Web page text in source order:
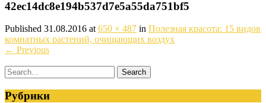
42ec14dc8e194b537d7e5a55da751bf5
Published 31.08.2016 at 650 × 487 in Полезная красота: 15 видов
комнатных растений, очищающих воздух
← Previous
Рубрики